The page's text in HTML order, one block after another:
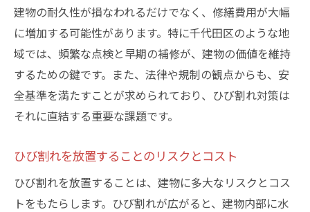
建物の耐久性が損なわれるだけでなく、修繕費用が大幅
に増加する可能性があります。特に千代田区のような地
域では、頻繁な点検と早期の補修が、建物の価値を維持
するための鍵です。また、法律や規制の観点からも、安
全基準を満たすことが求められており、ひび割れ対策は
それに直結する重要な課題です。
ひび割れを放置することのリスクとコスト
ひび割れを放置することは、建物に多大なリスクとコス
トをもたらします。ひび割れが広がると、建物内部に水